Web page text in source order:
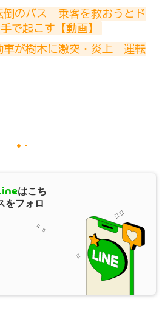
のバス　乗客を救おうとド
で起こす【動画】
が樹木に激突・炎上　運転
はこち
をフォロ